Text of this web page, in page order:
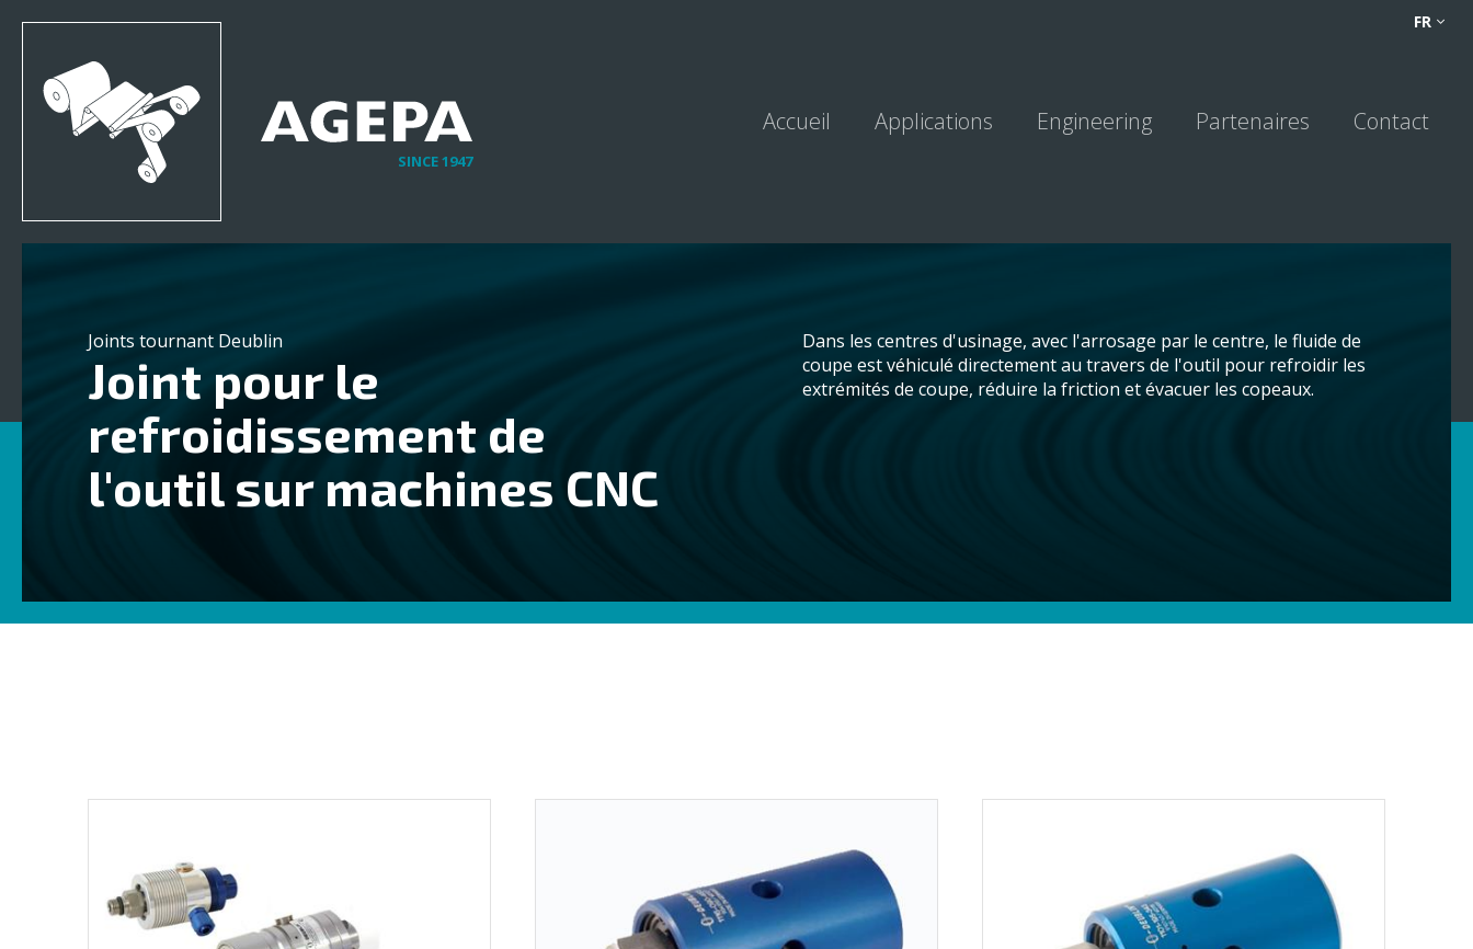
SINCE 1947
FR
FRNL
Accueil Applications Engineering Partenaires Contact
Joints tournant Deublin
Joint pour le
refroidissement de
l'outil sur machines CNC
Dans les centres d'usinage, avec l'arrosage par le centre, le fluide de
coupe est véhiculé directement au travers de l'outil pour refroidir les
extrémités de coupe, réduire la friction et évacuer les copeaux.